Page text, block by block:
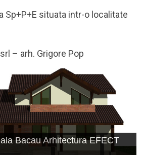
Sp+P+E situata intr-o localitate
– arh. Grigore Pop
Bacau Arhitectura EFECT